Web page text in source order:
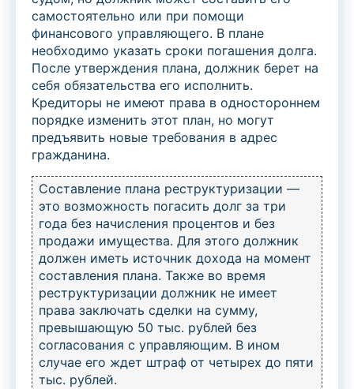
самостоятельно или при помощи
финансового управляющего. В плане
необходимо указать сроки погашения долга.
После утверждения плана, должник берет на
себя обязательства его исполнить.
Кредиторы не имеют права в одностороннем
порядке изменить этот план, но могут
предъявить новые требования в адрес
гражданина.
Составление плана реструктуризации —
это возможность погасить долг за три
года без начисления процентов и без
продажи имущества. Для этого должник
должен иметь источник дохода на момент
составления плана. Также во время
реструктуризации должник не имеет
права заключать сделки на сумму,
превышающую 50 тыс. рублей без
согласования с управляющим. В ином
случае его ждет штраф от четырех до пяти
тыс. рублей.